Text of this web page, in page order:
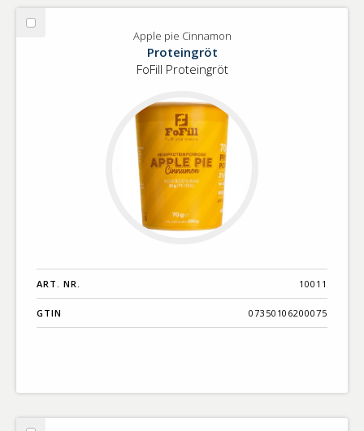
Välj
Apple pie Cinnamon
Proteingröt
FoFill Proteingröt
ART. NR. 10011
GTIN 07350106200075